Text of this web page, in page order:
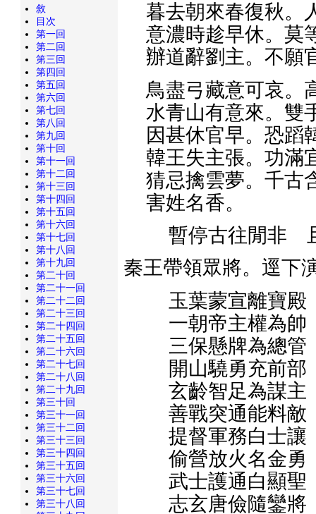
暮去朝來春復秋。
意濃時趁早休。莫
辦道辭劉主。不願
鳥盡弓藏意可哀。
水青山有意來。雙
因甚休官早。恐蹈
韓王失主張。功滿
猜忌擒雲夢。千古
害姓名香。
暫停古往閒非
秦王帶領眾將。逕下
玉葉蒙宣離寶
一朝帝主權為
三保懸牌為總
開山驍勇充前
玄齡智足為謀
善戰突通能料
提督軍務白士
偷營放火名金
武士護通白顯
志玄唐儉隨鑾
敘
目次
第一回
第二回
第三回
第四回
第五回
第六回
第七回
第八回
第九回
第十回
第十一回
第十二回
第十三回
第十四回
第十五回
第十六回
第十七回
第十八回
第十九回
第二十回
第二十一回
第二十二回
第二十三回
第二十四回
第二十五回
第二十六回
第二十七回
第二十八回
第二十九回
第三十回
第三十一回
第三十二回
第三十三回
第三十四回
第三十五回
第三十六回
第三十七回
第三十八回